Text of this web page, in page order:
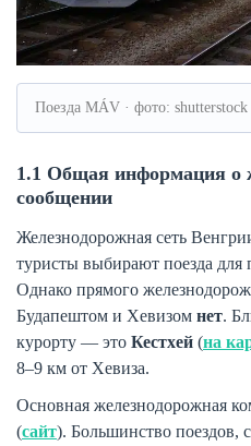
Поезда MÁV · фото: shutterstock
1.1 Общая информация о
сообщении
Железнодорожная сеть
туристы выбирают поезда для
Однако прямого
Будапештом и Хевизом нет.
курорту — это Кестхей (на
8–9 км от Хевиза.
Основная железнодорожная
(сайт). Большинство поездов,